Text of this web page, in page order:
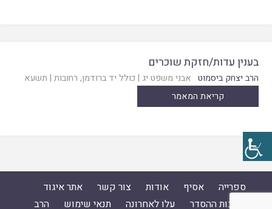
בענין עדות/חזקת שוכרים
הרב יצחק ביסמוט אבני משפט יג | כולל יד ברודמן, רחובות | תשעא
קריאת המאמר
ספרייה אסיף אודות צור קשר
אתר איגוד
ישיבות ההסדר
עלו לאחרונה תנאי שימוש הרב